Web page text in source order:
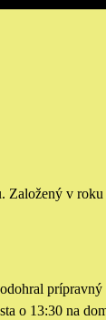
v
prípravný
o 13:30 na